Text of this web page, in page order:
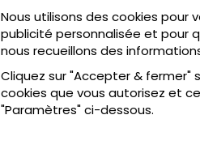
Nous utilisons des cookies pour
publicité personnalisée et pour
nous recueillons des
Cliquez sur "Accepter & fermer"
cookies que vous autorisez et
"Paramètres" ci-dessous.